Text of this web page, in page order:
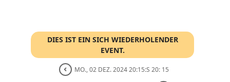
DIES IST EIN SICH WIEDERHOLENDER
EVENT.
MO., 02 DEZ. 2024 20:15:S 20: 15